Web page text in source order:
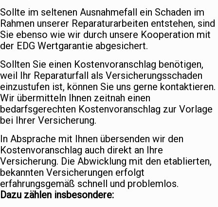
Sollte im seltenen Ausnahmefall ein Schaden im
Rahmen unserer Reparaturarbeiten entstehen, sind
Sie ebenso wie wir durch unsere Kooperation mit
der EDG Wertgarantie abgesichert.
Sollten Sie einen Kostenvoranschlag benötigen,
weil Ihr Reparaturfall als Versicherungsschaden
einzustufen ist, können Sie uns gerne kontaktieren.
Wir übermitteln Ihnen zeitnah einen
bedarfsgerechten Kostenvoranschlag zur Vorlage
bei Ihrer Versicherung.
In Absprache mit Ihnen übersenden wir den
Kostenvoranschlag auch direkt an Ihre
Versicherung. Die Abwicklung mit den etablierten,
bekannten Versicherungen erfolgt
erfahrungsgemäß schnell und problemlos.
Dazu zählen insbesondere: